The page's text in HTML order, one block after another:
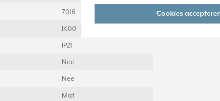
Cookies
7016
IK00
IP21
Nee
Nee
Mat